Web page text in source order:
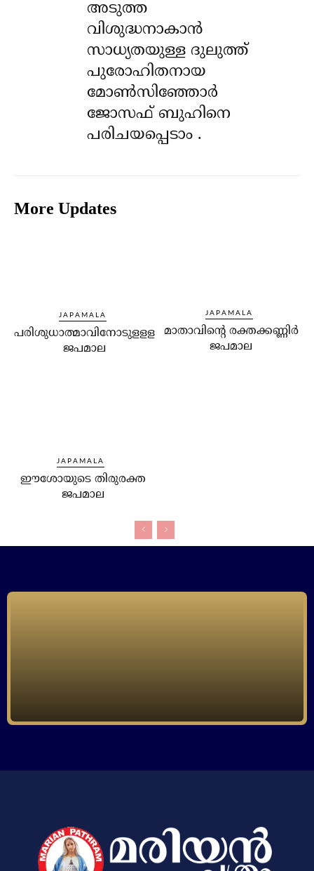
അടുത്ത
വിശുദ്ധനാകാൻ
സാധ്യതയുള്ള ദുലുത്ത്
പുരോഹിതനായ
മോൺസിഞ്ഞോർ
ജോസഫ് ബുഹിനെ
പരിചയപ്പെടാം .
More Updates
JAPAMALA
പരിശുധാത്മാവിനോടുളളള
ജപമാല
JAPAMALA
മാതാവിന്റെ രക്തക്കണ്ണിർ
ജപമാല
JAPAMALA
ഈശോയുടെ തിരുരക്ത
ജപമാല